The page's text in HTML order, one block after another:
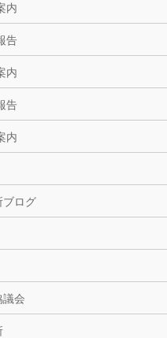
内
告
内
告
内
ブログ
議会